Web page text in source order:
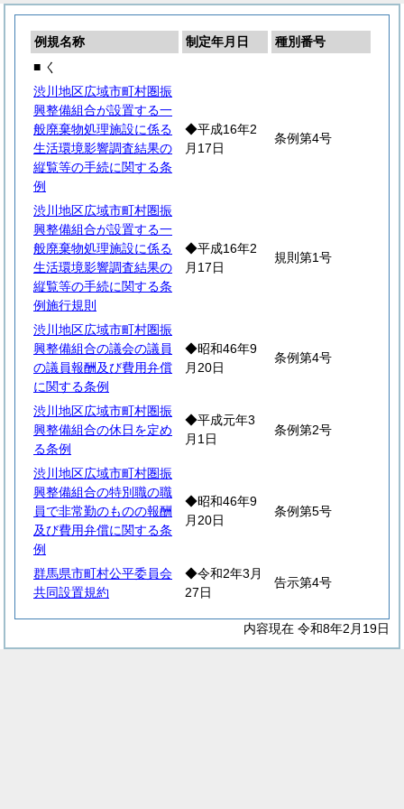
例規名称 制定年月日
種別番号
■ く
渋川地区広域市町村圏振
興整備組合が設置する一
般廃棄物処理施設に係る
生活環境影響調査結果の
縦覧等の手続に関する条
例
◆平成16年2
月17日
条例第4号
渋川地区広域市町村圏振
興整備組合が設置する一
般廃棄物処理施設に係る
生活環境影響調査結果の
縦覧等の手続に関する条
例施行規則
◆平成16年2
月17日
規則第1号
渋川地区広域市町村圏振
興整備組合の議会の議員
の議員報酬及び費用弁償
に関する条例
◆昭和46年9
月20日
条例第4号
渋川地区広域市町村圏振
興整備組合の休日を定め
る条例
◆平成元年3
月1日
条例第2号
渋川地区広域市町村圏振
興整備組合の特別職の職
員で非常勤のものの報酬
及び費用弁償に関する条
例
◆昭和46年9
月20日
条例第5号
群馬県市町村公平委員会
共同設置規約
◆令和2年3月
27日
告示第4号
内容現在 令和8年2月19日